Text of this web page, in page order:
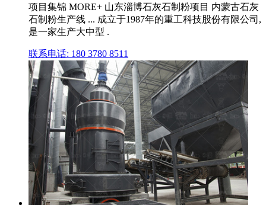
项目集锦 MORE+ 山东淄博石灰石制粉项目 内蒙古石灰
石制粉生产线 ... 成立于1987年的重工科技股份有限公司,
是一家生产大中型 .
联系电话: 180 3780 8511